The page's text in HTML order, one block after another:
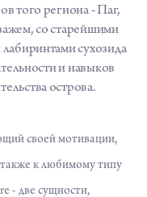
того региона - Паг,
со старейшими
сухозида
и навыков
острова.
своей мотивации,
к любимому типу
- две сущности,